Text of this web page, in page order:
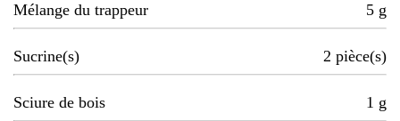
Mélange du trappeur 5 g
Sucrine(s) 2 pièce(s)
Sciure de bois 1 g